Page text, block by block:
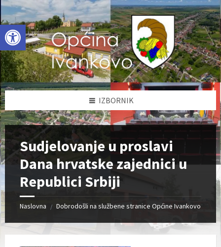
Open toolbar
Skip
to
content
Skip
to
left
sidebar
Skip
to
footer
IZBORNIK
Sudjelovanje u proslavi
Dana hrvatske zajednici u
Republici Srbiji
Naslovna / Dobrodošli na službene stranice Općine Ivankovo